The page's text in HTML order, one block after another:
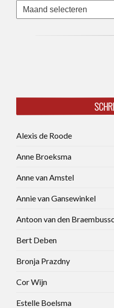
Archieven
Alexis de Roode
Anne Broeksma
Anne van Amstel
Annie van Gansewinkel
Antoon van den
Bert Deben
Bronja Prazdny
Cor Wijn
Estelle Boelsma